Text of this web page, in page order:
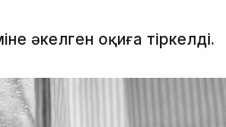
әкелген оқиға тіркелді.